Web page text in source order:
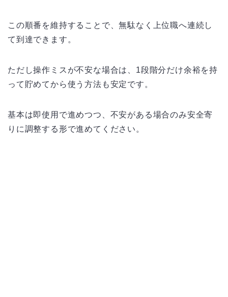
この順番を維持することで、無駄なく上位職へ連続し
て到達できます。
ただし操作ミスが不安な場合は、1段階分だけ余裕を持
って貯めてから使う方法も安定です。
基本は即使用で進めつつ、不安がある場合のみ安全寄
りに調整する形で進めてください。